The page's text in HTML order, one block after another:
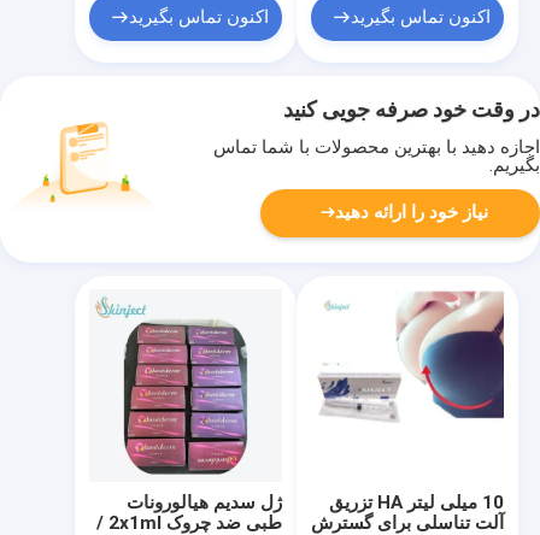
اکنون تماس بگیرید اکنون تماس بگیرید
در وقت خود صرفه جویی کنید
اجازه دهید با بهترین محصولات با شما تماس
بگیریم.
نیاز خود را ارائه دهید
ژل سدیم هیالورونات
طبی ضد چروک 2x1ml /
10 میلی لیتر HA تزریق
آلت تناسلی برای گسترش